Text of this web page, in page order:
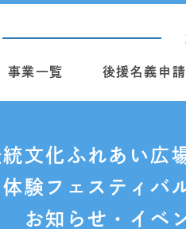
事業一覧 後援名義申請
文化ふれあい広
体験フェスティバ
お知らせ・イベ